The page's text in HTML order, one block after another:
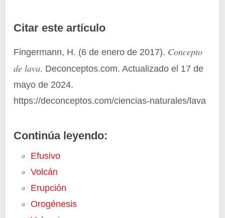
Citar este artículo
Fingermann, H. (6 de enero de 2017). Concepto
de lava. Deconceptos.com. Actualizado el 17 de
mayo de 2024.
https://deconceptos.com/ciencias-naturales/lava
Continúa leyendo:
Efusivo
Volcán
Erupción
Orogénesis